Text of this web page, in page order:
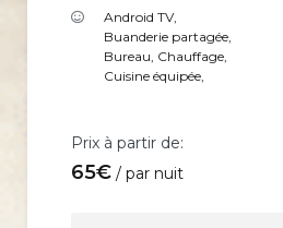
Android TV,
Buanderie partagée
Bureau Chauffage
Cuisine équipée
Prix à partir de:
65€ par nuit